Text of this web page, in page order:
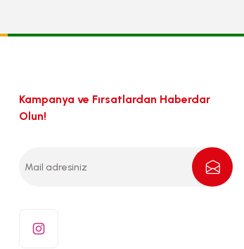
Kampanya ve Fırsatlardan Haberdar
Olun!